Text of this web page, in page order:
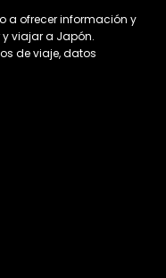
a ofrecer información y
viajar a Japón.
de viaje, datos